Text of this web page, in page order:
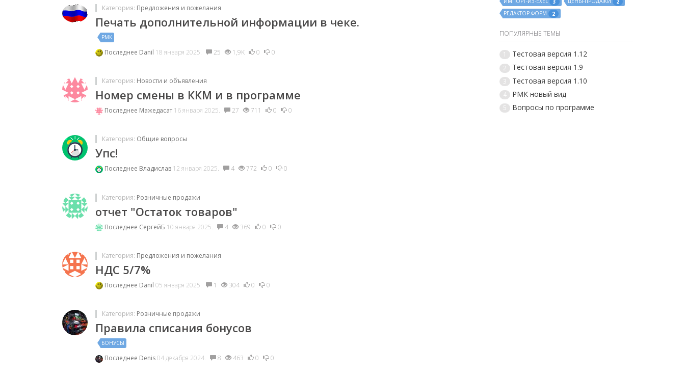
Категория: Предложения и пожелания
Печать дополнительной информации в чеке.
РМК
Последнее Danil 18 января 2025. 25 1,9K 0 0
Категория: Новости и объявления
Номер смены в ККМ и в программе
Последнее Мажедасат 16 января 2025. 27 711 0 0
Категория: Общие вопросы
Упс!
Последнее Владислав 12 января 2025. 4 772 0 0
Категория: Розничные продажи
отчет "Остаток товаров"
Последнее СергейБ 10 января 2025. 4 369 0 0
Категория: Предложения и пожелания
НДС 5/7%
Последнее Danil 05 января 2025. 1 304 0 0
Категория: Розничные продажи
Правила списания бонусов
БОНУСЫ
Последнее Denis04 декабря 2024. 8 463 0 0
3
2
РЕДАКТОР-ФОРМ
2
ПОПУЛЯРНЫЕ ТЕМЫ
1 Тестовая версия 1.12
2 Тестовая версия 1.9
3 Тестовая версия 1.10
4 РМК новый вид
5 Вопросы по программе